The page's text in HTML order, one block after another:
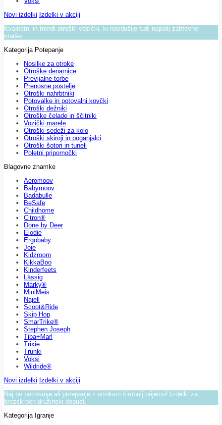
Novi izdelki Izdelki v akciji
Kvalitetni in trendi otroški vozički, ki navdušijo tudi najbolj zahtevne
starše.
Kategorija Potepanje
Nosilke za otroke
Otroške denarnice
Previjalne torbe
Prenosne postelje
Otroški nahrbtniki
Potovalke in potovalni kovčki
Otroški dežniki
Otroške čelade in ščitniki
Vozički marele
Otroški sedeži za kolo
Otroški skiroji in poganjalci
Otroški šotori in tuneli
Poletni pripomočki
Blagovne znamke
Aeromoov
Babymoov
Badabulle
BeSafe
Childhome
Citron®
Done by Deer
Elodie
Ergobaby
Joie
Kidzroom
KikkaBoo
Kinderfeets
Lässig
Marky®
MiniMeis
Najell
Scoot&Ride
Skip Hop
SmarTrike®
Stephen Joseph
Tiba+Marl
Trixie
Trunki
Voksi
Wildride®
Novi izdelki Izdelki v akciji
Naj bo potovanje ali potepanje z otrokom čimbolj prijetno! Izdelki za
brezskrben družinski dopust.
Kategorija Igranje